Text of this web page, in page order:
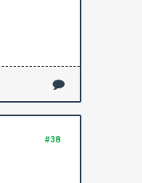
#38